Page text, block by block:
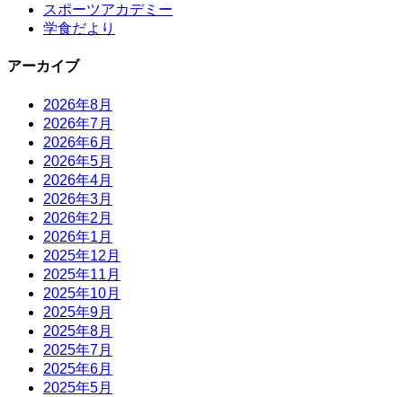
スポーツアカデミー
学食だより
アーカイブ
2026年8月
2026年7月
2026年6月
2026年5月
2026年4月
2026年3月
2026年2月
2026年1月
2025年12月
2025年11月
2025年10月
2025年9月
2025年8月
2025年7月
2025年6月
2025年5月